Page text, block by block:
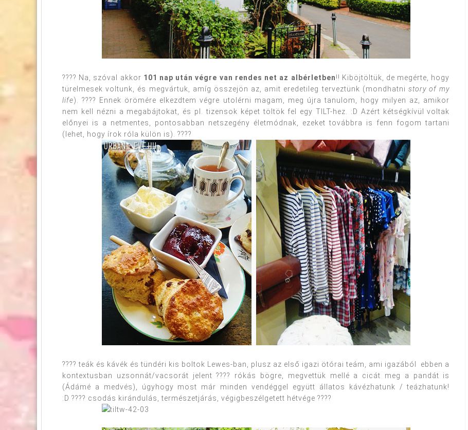
???? Na, szóval akkor 101 nap után végre van rendes net az albérletben!! Kiböjtöltük, de megérte, hogy
türelmesek voltunk, és megvártuk, amíg összejön az, amit eredetileg terveztünk (mondhatnistory of my
life). ???? Ennek örömére elkezdtem végre utolérni magam, meg újra tanulom, hogy milyen az, amikor
nem kell nézni a megabájtokat, és pl. tizensok képet töltök fel egy TILT-hez. :D Azért kétségkívül voltak
előnyei is a netmentes, pontosabban netszegény életmódnak, ezeket továbbra is fenn fogom tartani
(lehet, hogy írok róla külön is). ????
???? teák és kávék és tündéri kis boltok Lewes-ban, plusz az első igazi ötórai teám, ami igazából ebben a
kontextusban uzsonnát/vacsorát jelent ???? rókás bögre, megvettük mellé a cicát meg a pandát is
(Ádámé a medvés), úgyhogy most már minden vendéggel együtt állatos kávézhatunk / teázhatunk!
:D ???? csodás kirándulás, természetjárás, végigbeszélgetett hétvége ????